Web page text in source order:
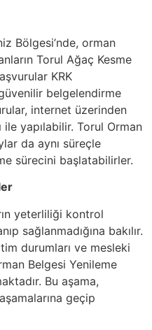
Bölgesi’nde, orman
Torul Ağaç Kesme
KRK
belgelendirme
internet üzerinden
yapılabilir. Torul Orman
da aynı süreçle
sürecini başlatabilirler.
yeterliliği kontrol
sağlanmadığına bakılır.
durumları ve mesleki
Belgesi Yenileme
Bu aşama,
geçip